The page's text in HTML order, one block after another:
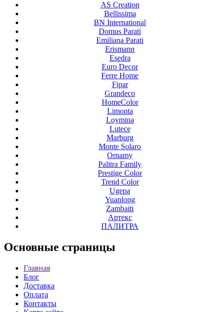
AS Creation
Bellissima
BN International
Domus Parati
Emiliana Parati
Erismann
Esedra
Euro Decor
Ferre Home
Fipar
Grandeco
HomeColor
Limonta
Loymina
Lutece
Marburg
Monte Solaro
Ornamy
Palitra Family
Prestige Color
Trend Color
Ugepa
Yuanlong
Zambaiti
Артекс
ПАЛИТРА
Основные страницы
Главная
Блог
Доставка
Оплата
Контакты